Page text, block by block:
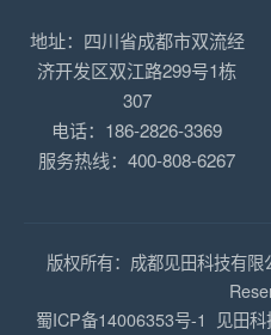
地址：四川省成都市双流经
济开发区双江路299号1栋
307
电话：186-2826-3369
服务热线：400-808-6267
版权所有：成都见田科技有
蜀ICP备14006353号-1
见田